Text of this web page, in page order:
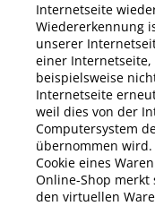
Internetseite
Wiedererkennung
unserer
einer Internetseite,
beispielsweise
Internetseite
weil dies von der
Computersystem
übernommen
Cookie eines
Online-Shop
den virtuellen